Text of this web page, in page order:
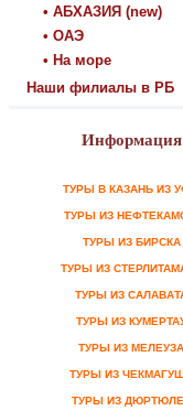
• АБХАЗИЯ (new)
• ОАЭ
• На море
Наши филиалы в РБ
Информация
ТУРЫ В КАЗАНЬ ИЗ
ТУРЫ ИЗ
ТУРЫ ИЗ БИРСКА
ТУРЫ ИЗ
ТУРЫ ИЗ
ТУРЫ ИЗ
ТУРЫ ИЗ МЕЛЕУЗА
ТУРЫ ИЗ
ТУРЫ ИЗ